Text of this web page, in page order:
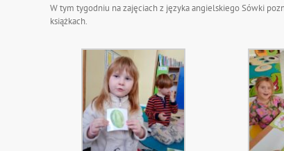
W tym tygodniu na zajęciach z języka angielskiego Sówki
książkach.